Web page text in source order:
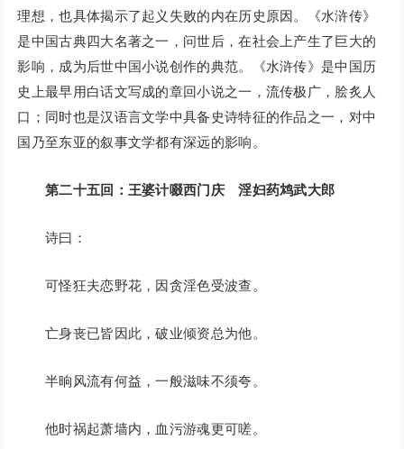
理想，也具体揭示了起义失败的内在历史原因。《水浒传》
是中国古典四大名著之一，问世后，在社会上产生了巨大的
影响，成为后世中国小说创作的典范。《水浒传》是中国历
史上最早用白话文写成的章回小说之一，流传极广，脍炙人
口；同时也是汉语言文学中具备史诗特征的作品之一，对中
国乃至东亚的叙事文学都有深远的影响。
第二十五回：王婆计啜西门庆 淫妇药鸩武大郎
诗曰：
可怪狂夫恋野花，因贪淫色受波查。
亡身丧已皆因此，破业倾资总为他。
半晌风流有何益，一般滋味不须夸。
他时祸起萧墙内，血污游魂更可嗟。